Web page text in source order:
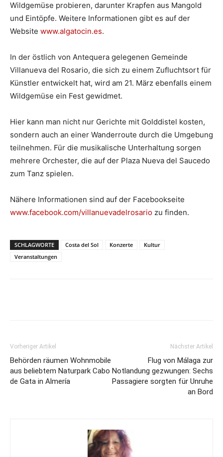
Wildgemüse probieren, darunter Krapfen aus Mangold
und Eintöpfe. Weitere Informationen gibt es auf der
Website www.algatocin.es.
In der östlich von Antequera gelegenen Gemeinde
Villanueva del Rosario, die sich zu einem Zufluchtsort für
Künstler entwickelt hat, wird am 21. März ebenfalls einem
Wildgemüse ein Fest gewidmet.
Hier kann man nicht nur Gerichte mit Golddistel kosten,
sondern auch an einer Wanderroute durch die Umgebung
teilnehmen. Für die musikalische Unterhaltung sorgen
mehrere Orchester, die auf der Plaza Nueva del Saucedo
zum Tanz spielen.
Nähere Informationen sind auf der Facebookseite
www.facebook.com/villanuevadelrosario zu finden.
SCHLAGWORTE Costa del Sol Konzerte
Kultur
Veranstaltungen
Vorheriger Artikel
Behörden räumen Wohnmobile
aus beliebtem Naturpark Cabo
de Gata in Almería
Nächster Artikel
Flug von Málaga zur
Notlandung gezwungen: Sechs
Passagiere sorgten für Unruhe
an Bord